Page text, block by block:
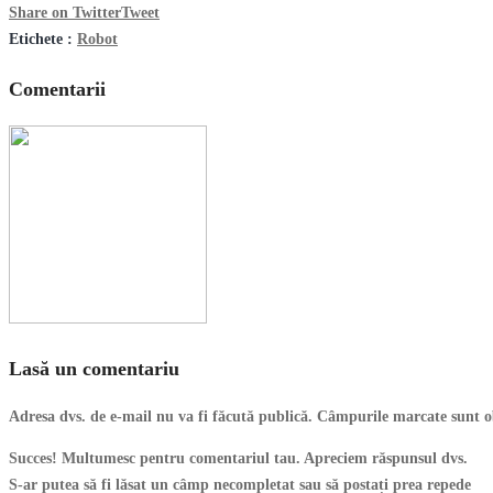
Share on TwitterTweet
Etichete : Robot
Comentarii
Lasă un comentariu
Adresa dvs. de e-mail nu va fi făcută publică. Câmpurile marcate sunt
Succes! Multumesc pentru comentariul tau. Apreciem răspunsul dvs.
S-ar putea să fi lăsat un câmp necompletat sau să postați prea repede